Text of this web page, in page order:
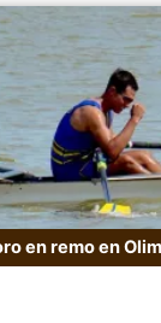
en remo en